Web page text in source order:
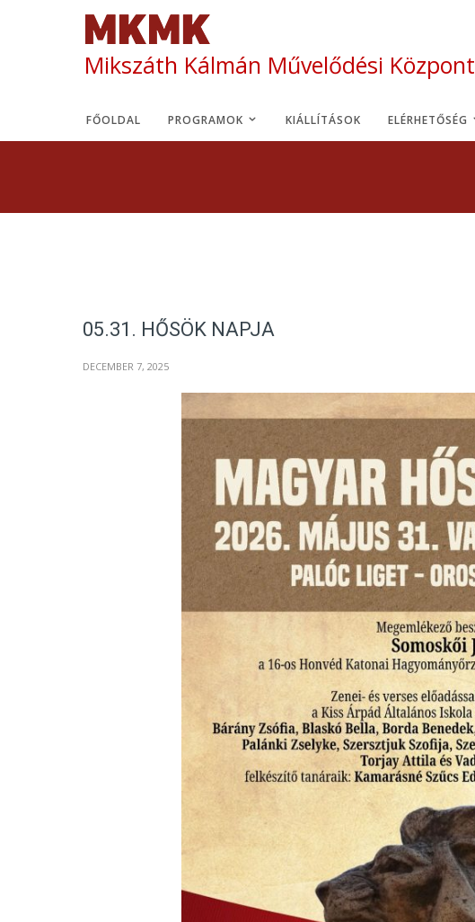
Mikszáth Kálmán Művelődési Központ
FŐOLDAL PROGRAMOK KIÁLLÍTÁSOK ELÉRHETŐSÉG
05.31. HŐSÖK NAPJA
DECEMBER 7, 2025